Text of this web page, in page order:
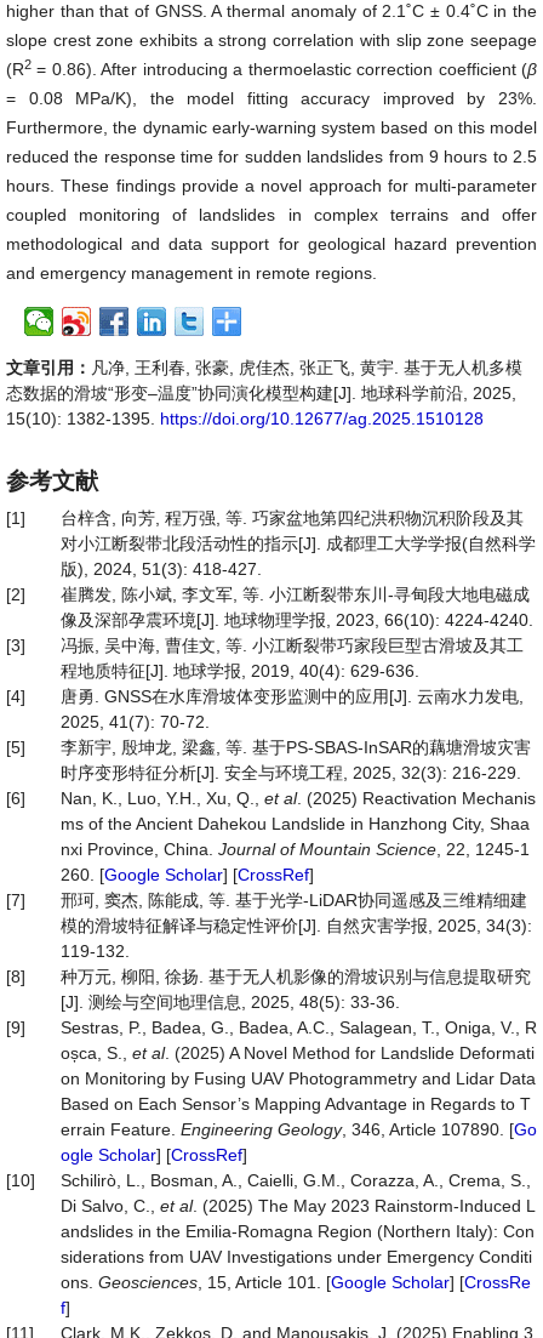
higher than that of GNSS. A thermal anomaly of 2.1˚C ± 0.4˚C in the
slope crest zone exhibits a strong correlation with slip zone seepage
(R2 = 0.86). After introducing a thermoelastic correction coefficient (β
= 0.08 MPa/K), the model fitting accuracy improved by 23%.
Furthermore, the dynamic early-warning system based on this model
reduced the response time for sudden landslides from 9 hours to 2.5
hours. These findings provide a novel approach for multi-parameter
coupled monitoring of landslides in complex terrains and offer
methodological and data support for geological hazard prevention
and emergency management in remote regions.
文章引用： 凡净, 王利春, 张豪, 虎佳杰, 张正飞, 黄宇. 基于无人机多模
态数据的滑坡“形变–温度”协同演化模型构建[J]. 地球科学前沿, 2025,
15(10): 1382-1395. https://doi.org/10.12677/ag.2025.1510128
参考文献
[1]
台梓含, 向芳, 程万强, 等. 巧家盆地第四纪洪积物沉积阶段及其
对小江断裂带北段活动性的指示[J]. 成都理工大学学报(自然科学
版), 2024, 51(3): 418-427.
[2]
崔腾发, 陈小斌, 李文军, 等. 小江断裂带东川-寻甸段大地电磁成
像及深部孕震环境[J]. 地球物理学报, 2023, 66(10): 4224-4240.
[3]
冯振, 吴中海, 曹佳文, 等. 小江断裂带巧家段巨型古滑坡及其工
程地质特征[J]. 地球学报, 2019, 40(4): 629-636.
[4]
唐勇. GNSS在水库滑坡体变形监测中的应用[J]. 云南水力发电,
2025, 41(7): 70-72.
[5]
李新宇, 殷坤龙, 梁鑫, 等. 基于PS-SBAS-InSAR的藕塘滑坡灾害
时序变形特征分析[J]. 安全与环境工程, 2025, 32(3): 216-229.
[6]
Nan, K., Luo, Y.H., Xu, Q., et al. (2025) Reactivation Mechanis
ms of the Ancient Dahekou Landslide in Hanzhong City, Shaa
nxi Province, China. Journal of Mountain Science , 22, 1245-1
260. [Google Scholar] [CrossRef]
[7]
邢珂, 窦杰, 陈能成, 等. 基于光学-LiDAR协同遥感及三维精细建
模的滑坡特征解译与稳定性评价[J]. 自然灾害学报, 2025, 34(3):
119-132.
[8]
种万元, 柳阳, 徐扬. 基于无人机影像的滑坡识别与信息提取研究
[J]. 测绘与空间地理信息, 2025, 48(5): 33-36.
[9]
Sestras, P., Badea, G., Badea, A.C., Salagean, T., Oniga, V., R
oșca, S., et al. (2025) A Novel Method for Landslide Deformati
on Monitoring by Fusing UAV Photogrammetry and Lidar Data
Based on Each Sensor’s Mapping Advantage in Regards to T
errain Feature. Engineering Geology, 346, Article 107890. [Go
ogle Scholar] [CrossRef]
[10]
Schilirò, L., Bosman, A., Caielli, G.M., Corazza, A., Crema, S.,
Di Salvo, C.,
et al. (2025) The May 2023 Rainstorm-Induced L
andslides in the Emilia-Romagna Region (Northern Italy): Con
siderations from UAV Investigations under Emergency Conditi
ons. Geosciences , 15, Article 101. [Google Scholar] [CrossRe
f]
[11]
Clark, M.K., Zekkos, D. and Manousakis, J. (2025) Enabling 3